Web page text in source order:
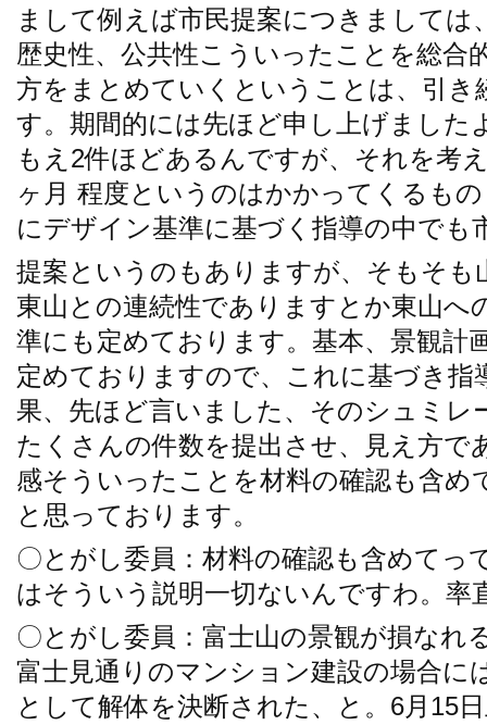
まして例えば市民提案につきましては
歴史性、公共性こういったことを総合
方をまとめていくということは、引き
す。期間的には先ほど申し上げました
もえ2件ほどあるんですが、それを考
ヶ月 程度というのはかかってくるも
にデザイン基準に基づく指導の中でも
提案というのもありますが、そもそも
東山との連続性でありますとか東山へ
準にも定めております。基本、景観計
定めておりますので、これに基づき指
果、先ほど言いました、そのシュミレ
たくさんの件数を提出させ、見え方で
感そういったことを材料の確認も含
と思っております。
〇とがし委員：材料の確認も含めてっ
はそういう説明一切ないんですわ。率
〇とがし委員：富士山の景観が損なれ
富士見通りのマンション建設の場合に
として解体を決断された、と。6月15